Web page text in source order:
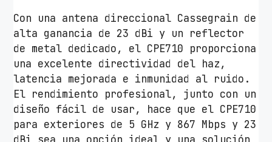
Con una antena direccional Cassegrain de
alta ganancia de 23 dBi y un reflector
de metal dedicado, el CPE710 proporciona
una excelente directividad del haz,
latencia mejorada e inmunidad al ruido.
El rendimiento profesional, junto con un
diseño fácil de usar, hace que el CPE710
para exteriores de 5 GHz y 867 Mbps y 23
dBi sea una opción ideal y una solución